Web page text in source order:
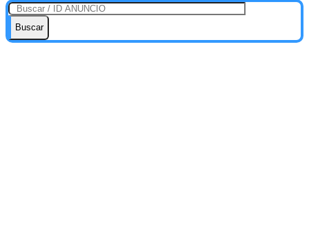
Buscar